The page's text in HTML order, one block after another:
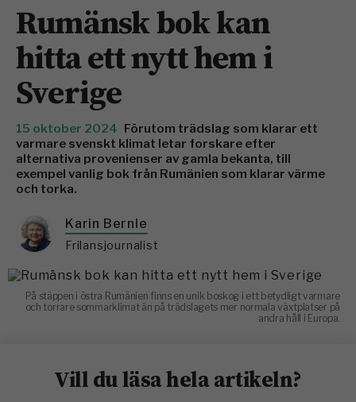
Rumänsk bok kan
hitta ett nytt hem i
Sverige
15 oktober 2024 Förutom trädslag som klarar ett
varmare svenskt klimat letar forskare efter
alternativa provenienser av gamla bekanta, till
exempel vanlig bok från Rumänien som klarar värme
och torka.
Karin Bernle
Frilansjournalist
På stäppen i östra Rumänien finns en unik boskog i ett betydligt varmare
och torrare sommarklimat än på trädslagets mer normala växtplatser på
andra håll i Europa.
Vill du läsa hela artikeln?